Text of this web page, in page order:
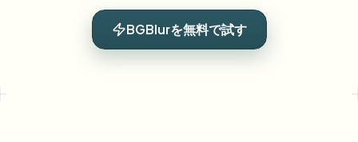
BGBlurを無料で試す